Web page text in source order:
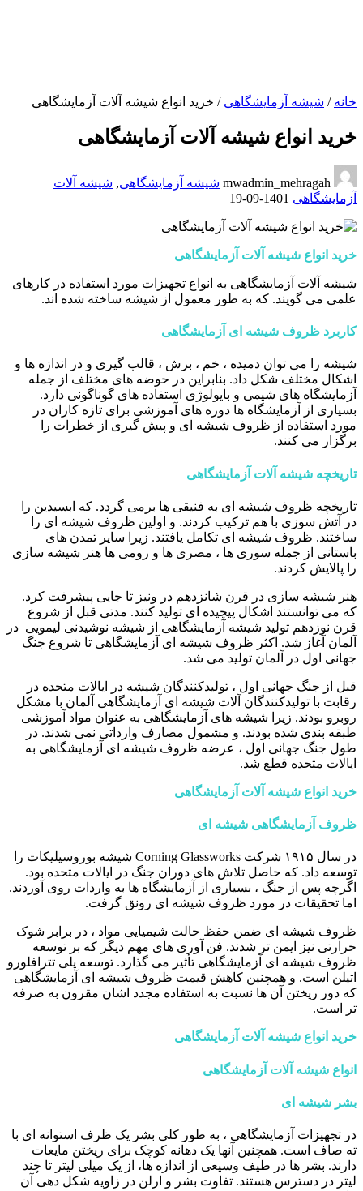
خانه / شیشه آزمایشگاهی / خرید انواع شیشه آلات آزمایشگاهی
خرید انواع شیشه آلات آزمایشگاهی
شیشه آزمایشگاهی, شیشه آلات
آزمایشگاهی 1401-09-19
خرید انواع شیشه آلات آزمایشگاهی
شیشه آلات آزمایشگاهی به انواع تجهیزات مورد استفاده در کارهای
علمی می گویند. که به طور معمول از شیشه ساخته شده اند.
کاربرد ظروف شیشه ای آزمایشگاهی
شیشه را می توان دمیده ، خم ، برش ، قالب گیری و در اندازه ها و
اشکال مختلف شکل داد. بنابراین در حوضه های مختلف از جمله
آزمایشگاه های شیمی و بایولوژی استفاده های گوناگونی دارد.
بسیاری از آزمایشگاه ها دوره های آموزشی برای تازه کاران در
مورد استفاده از ظروف شیشه ای و پیش گیری از خطرات را
برگزار می کنند.
تاریخچه شیشه آلات آزمایشگاهی
تاریخچه ظروف شیشه ای به فنیقی ها برمی گردد. که ابسیدین را
در آتش سوزی با هم ترکیب کردند. و اولین ظروف شیشه ای را
ساختند. ظروف شیشه ای تکامل یافتند. زیرا سایر تمدن های
باستانی از جمله سوری ها ، مصری ها و رومی ها هنر شیشه سازی
را پالایش کردند.
هنر شیشه سازی در قرن شانزدهم در ونیز تا جایی پیشرفت کرد.
که می توانستند اشکال پیچیده ای تولید کنند. مدتی قبل از شروع
قرن نوزدهم تولید شیشه آزمایشگاهی از شیشه نوشیدنی لیمویی در
آلمان آغاز شد. اکثر ظروف شیشه ای آزمایشگاهی تا شروع جنگ
جهانی اول در آلمان تولید می شد.
قبل از جنگ جهانی اول ، تولیدکنندگان شیشه در ایالات متحده در
رقابت با تولیدکنندگان آلات شیشه ای آزمایشگاهی آلمان با مشکل
روبرو بودند. زیرا شیشه های آزمایشگاهی به عنوان مواد آموزشی
طبقه بندی شده بودند. و مشمول مصارف وارداتی نمی شدند. در
طول جنگ جهانی اول ، عرضه ظروف شیشه ای آزمایشگاهی به
ایالات متحده قطع شد.
خرید انواع شیشه آلات آزمایشگاهی
ظروف آزمایشگاهی شیشه ای
در سال ۱۹۱۵ شرکت Corning Glassworks شیشه بوروسیلیکات را
توسعه داد. که حاصل تلاش های دوران جنگ در ایالات متحده بود.
اگرچه پس از جنگ ، بسیاری از آزمایشگاه ها به واردات روی آوردند.
اما تحقیقات در مورد ظروف شیشه ای رونق گرفت.
ظروف شیشه ای ضمن حفظ حالت شیمیایی مواد ، در برابر شوک
حرارتی نیز ایمن تر شدند. فن آوری های مهم دیگر که بر توسعه
ظروف شیشه ای آزمایشگاهی تأثیر می گذارد. توسعه پلی تترافلورو
اتیلن است. و همچنین کاهش قیمت ظروف شیشه ای آزمایشگاهی
که دور ریختن آن ها نسبت به استفاده مجدد اشان مقرون به صرفه
تر است.
خرید انواع شیشه آلات آزمایشگاهی
انواع شیشه آلات آزمایشگاهی
بشر شیشه ای
در تجهیزات آزمایشگاهی ، به طور کلی بشر یک ظرف استوانه ای با
ته صاف است. همچنین آنها یک دهانه کوچک برای ریختن مایعات
دارند. بشر ها در طیف وسیعی از اندازه ها، از یک میلی لیتر تا چند
لیتر در دسترس هستند. تفاوت بشر و ارلن در زاویه شکل دهی آن